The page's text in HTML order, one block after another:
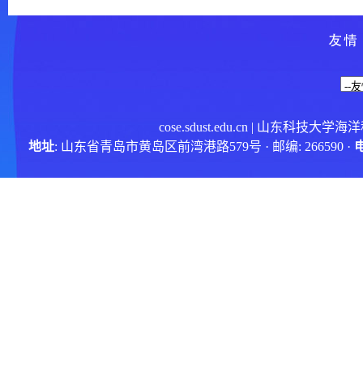
cose.sdust.edu.cn | 山东科技大学海
地址: 山东省青岛市黄岛区前湾港路579号 · 邮编: 266590 ·